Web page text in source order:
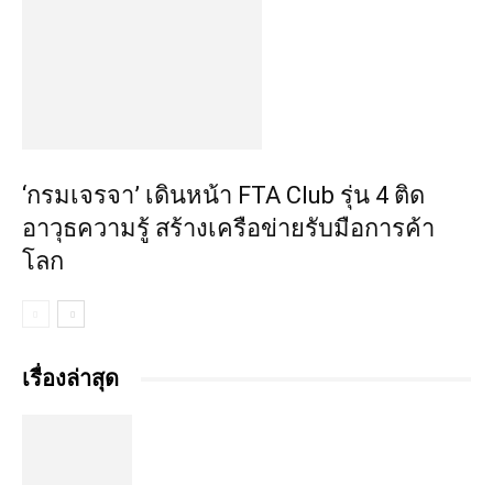
‘กรมเจรจา’ เดินหน้า FTA Club รุ่น 4 ติด
อาวุธความรู้ สร้างเครือข่ายรับมือการค้า
โลก
เรื่องล่าสุด